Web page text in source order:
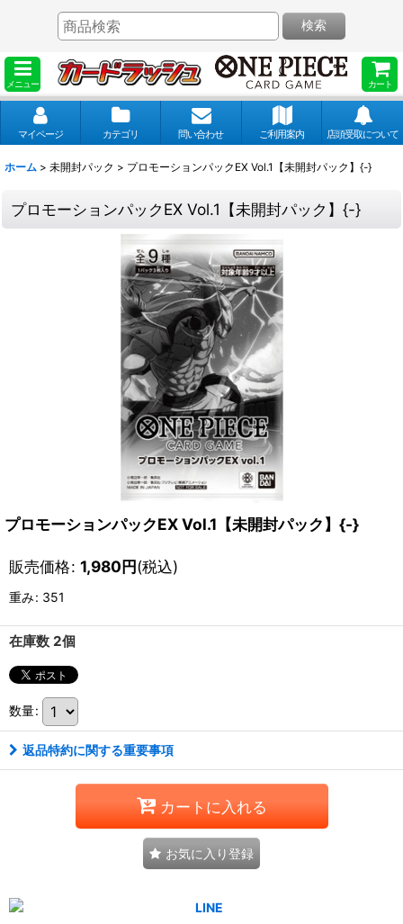
メニュー カート
検索
マイページ カテゴリ 問い合わせ ご利用案内 店頭受取について
ホーム > 未開封パック > プロモーションパックEX Vol.1【未開封パック】{-}
プロモーションパックEX Vol.1【未開封パック】{-}
プロモーションパックEX Vol.1【未開封パック】{-}
販売価格: 1,980円(税込)
重み: 351
在庫数 2個
数量:
返品特約に関する重要事項
カートに入れる
お気に入り登録